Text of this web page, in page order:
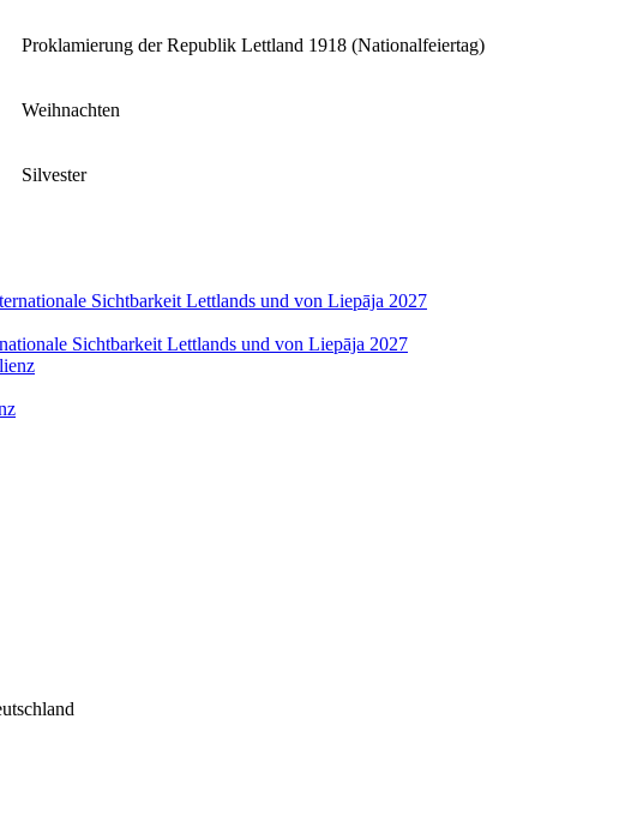
Proklamierung der Republik Lettland 1918 (Nationalfeiertag)
Weihnachten
Silvester
Sichtbarkeit Lettlands und von Liepāja 2027